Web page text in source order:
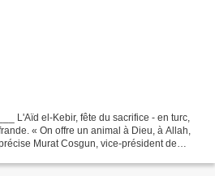
« On offre un animal à Dieu, à Allah,
Murat Cosgun, vice-président de